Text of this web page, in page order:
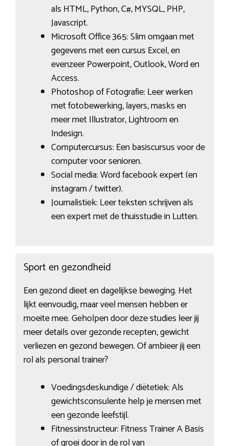
als HTML, Python, C#, MYSQL, PHP,
Javascript.
Microsoft Office 365: Slim omgaan met
gegevens met een cursus Excel, en
evenzeer Powerpoint, Outlook, Word en
Access.
Photoshop of Fotografie: Leer werken
met fotobewerking, layers, masks en
meer met Illustrator, Lightroom en
Indesign.
Computercursus: Een basiscursus voor de
computer voor senioren.
Social media: Word facebook expert (en
instagram / twitter).
Journalistiek: Leer teksten schrijven als
een expert met de thuisstudie in Lutten.
Sport en gezondheid
Een gezond dieet en dagelijkse beweging. Het
lijkt eenvoudig, maar veel mensen hebben er
moeite mee. Geholpen door deze studies leer jij
meer details over gezonde recepten, gewicht
verliezen en gezond bewegen. Of ambieer jij een
rol als personal trainer?
Voedingsdeskundige / diëtetiek: Als
gewichtsconsulente help je mensen met
een gezonde leefstijl.
Fitnessinstructeur: Fitness Trainer A Basis
of groei door in de rol van